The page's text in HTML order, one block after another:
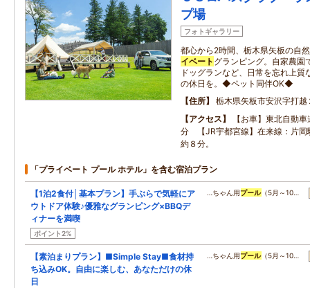
プ場
フォトギャラリー
都心から2時間、栃木県矢板の自
イベート グランピング。自家農園
ドッグランなど、日常を忘れ上
の休日を。◆ペット同伴OK◆
住所
栃木県矢板市安沢字打
アクセス
【お車】東北自動
分 【JR宇都宮線】在来線：片岡
約８分。
「プライベート プール ホテル」を含む宿泊プラン
【1泊2食付│基本プラン】手ぶらで気軽にア
ウトドア体験♪優雅なグランピング×BBQデ
ィナーを満喫
ポイント2%
…ちゃん用プール（5月～10…
【素泊まりプラン】■Simple Stay■食材持
ち込みOK。自由に楽しむ、あなただけの休
日
…ちゃん用プール（5月～10…